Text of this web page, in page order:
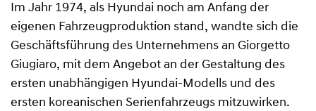
Im Jahr 1974, als Hyundai noch am Anfang der
eigenen Fahrzeugproduktion stand, wandte sich die
Geschäftsführung des Unternehmens an Giorgetto
Giugiaro, mit dem Angebot an der Gestaltung des
ersten unabhängigen Hyundai-Modells und des
ersten koreanischen Serienfahrzeugs mitzuwirken.